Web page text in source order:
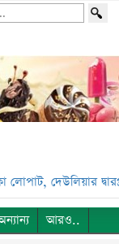
দেউলিয়ার
আরও..